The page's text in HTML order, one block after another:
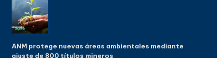
ANM protege nuevas áreas ambientales mediante
ajuste de 800 títulos mineros